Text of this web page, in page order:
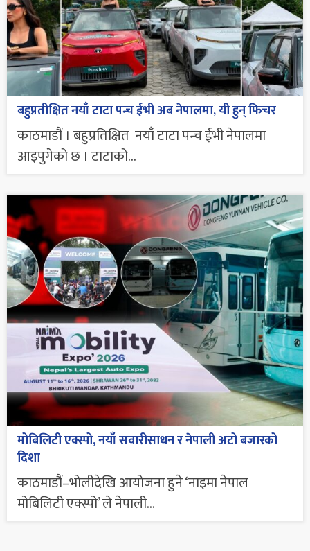
बहुप्रतीक्षित नयाँ टाटा पन्च ईभी अब नेपालमा, यी हुन् फिचर
काठमाडौं । बहुप्रतिक्षित नयाँ टाटा पन्च ईभी नेपालमा
आइपुगेको छ । टाटाको...
मोबिलिटी एक्स्पो, नयाँ सवारीसाधन र नेपाली अटो बजारको
दिशा
काठमाडौं–भोलीदेखि आयोजना हुने ‘नाइमा नेपाल
मोबिलिटी एक्स्पो’ ले नेपाली...